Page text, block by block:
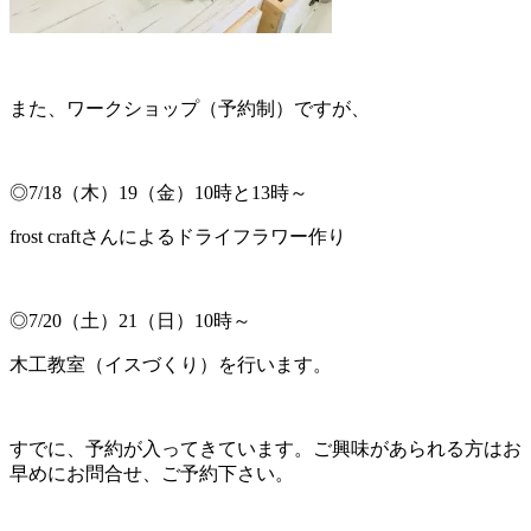
また、ワークショップ（予約制）ですが、
◎7/18（木）19（金）10時と13時～
frost craftさんによるドライフラワー作り
◎7/20（土）21（日）10時～
木工教室（イスづくり）を行います。
すでに、予約が入ってきています。ご興味があられる方はお
早めにお問合せ、ご予約下さい。